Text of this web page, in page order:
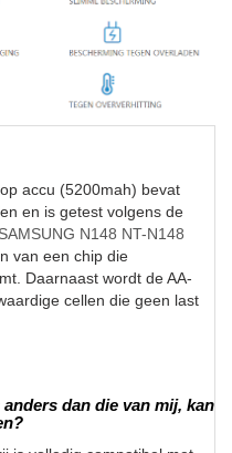
accu (5200mah) bevat
en is getest volgens de
SAMSUNG N148 NT-N148
van een chip die
Daarnaast wordt de AA-
cellen die geen last
dan die van mij, kan